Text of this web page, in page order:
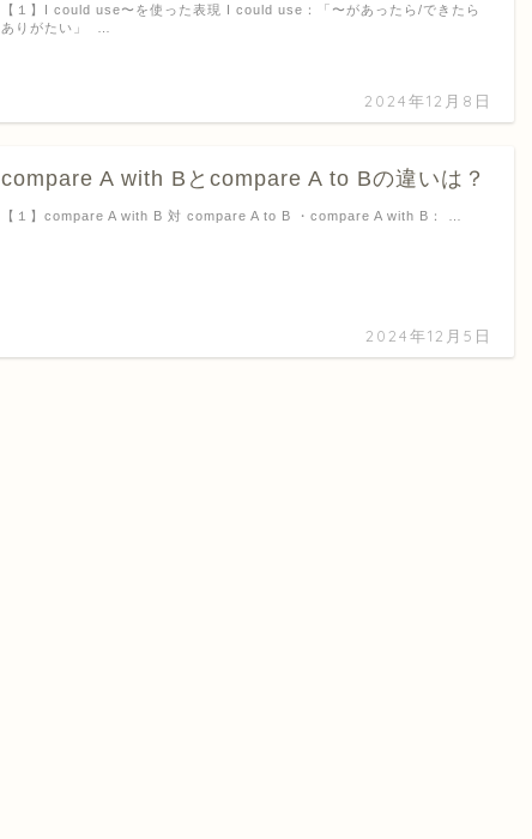
2024年12月8日
【１】I could use〜を使った表現 I could use：「〜があったら/できたら
ありがたい」 …
compare A with Bとcompare A to Bの違いは？
2024年12月5日
【１】compare A with B 対 compare A to B ・compare A with B： …